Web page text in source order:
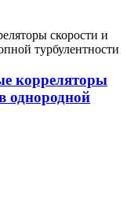
корреляторы
однородной